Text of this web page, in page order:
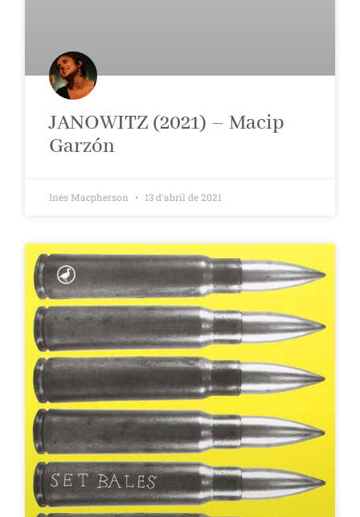
JANOWITZ (2021) – Macip
Garzón
Inés Macpherson 13 d'abril de 2021